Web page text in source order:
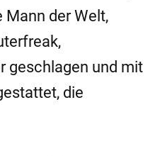
der Welt,
geschlagen und mit
die